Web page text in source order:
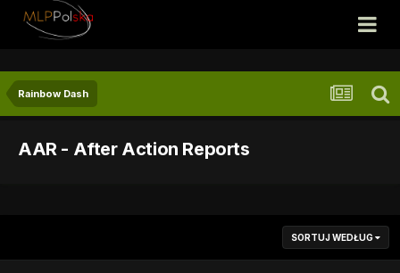
Rainbow Dash
AAR - After Action Reports
SORTUJ WEDŁUG